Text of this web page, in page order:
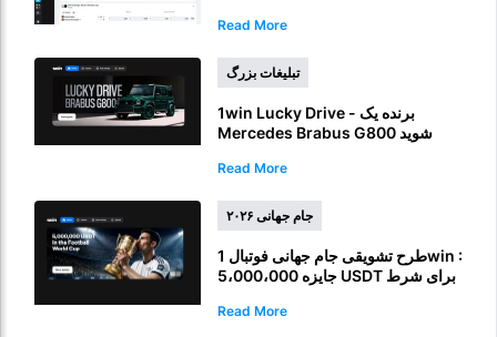
Read More
تبلیغات بزرگ
1win Lucky Drive - برنده یک
Mercedes Brabus G800 شوید
Read More
جام جهانی ۲۰۲۶
طرح تشویقی جام جهانی فوتبال 1win :
5،000،000 جایزه USDT برای شرط
Read More